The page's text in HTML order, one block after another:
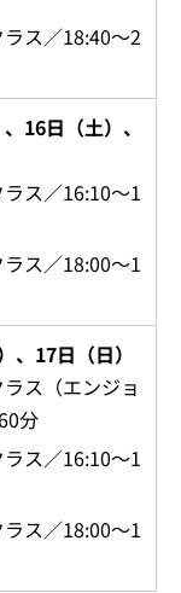
ス／18:40～2
16日（土）、
ス／16:10～1
ス／18:00～1
、17日（日）
ス（エンジョ
分
ス／16:10～1
ス／18:00～1